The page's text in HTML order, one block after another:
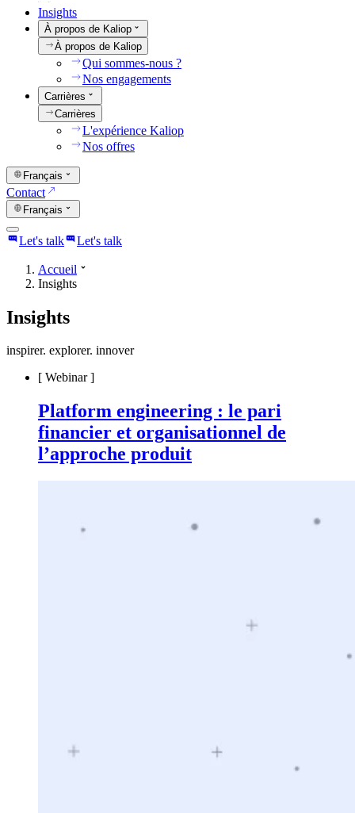
Insights
À propos de Kaliop
À propos de Kaliop
Qui sommes-nous ?
Nos engagements
Carrières
Carrières
L'expérience Kaliop
Nos offres
Français
Contact
Français
Let's talk Let's talk
Accueil
Insights
Insights
inspirer. explorer. innover
[ Webinar]
Platform engineering : le pari
financier et organisationnel de
l’approche produit